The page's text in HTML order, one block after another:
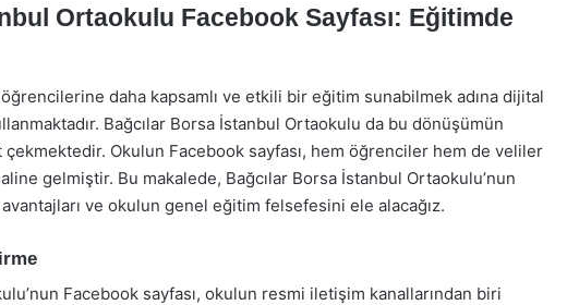
Ortaokulu Facebook Sayfası: Eğitimde
daha kapsamlı ve etkili bir eğitim sunabilmek adına dijital
Bağcılar Borsa İstanbul Ortaokulu da bu dönüşümün
Okulun Facebook sayfası, hem öğrenciler hem de veliler
gelmiştir. Bu makalede, Bağcılar Borsa İstanbul Ortaokulu’nun
ve okulun genel eğitim felsefesini ele alacağız.
Facebook sayfası, okulun resmi iletişim kanallarından biri